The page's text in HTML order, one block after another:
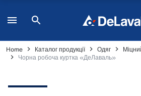
Home Каталог продукції Одяг
Чорна робоча куртка «ДеЛаваль»